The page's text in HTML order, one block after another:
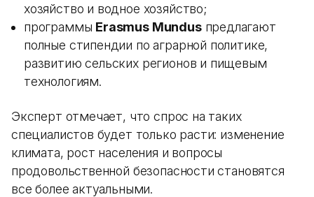
хозяйство и водное хозяйство;
программы Erasmus Mundusпредлагают
полные стипендии по аграрной политике,
развитию сельских регионов и пищевым
технологиям.
Эксперт отмечает, что спрос на таких
специалистов будет только расти: изменение
климата, рост населения и вопросы
продовольственной безопасности становятся
все более актуальными.